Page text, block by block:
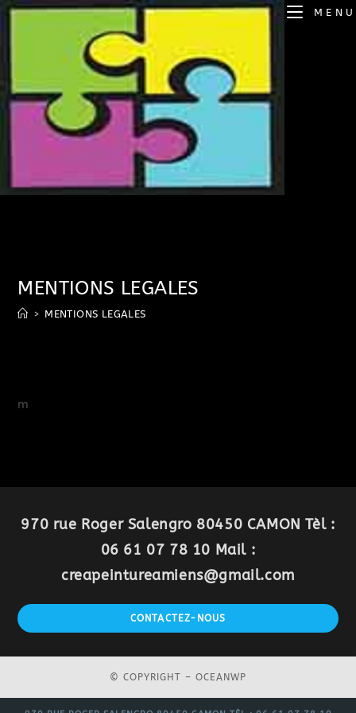
MENU
MENTIONS LEGALES
> MENTIONS LEGALES
m
970 rue Roger Salengro 80450 CAMON Tèl :
06 61 07 78 10 Mail :
creapeintureamiens@gmail.com
CONTACTEZ-NOUS
© COPYRIGHT – OCEANWP